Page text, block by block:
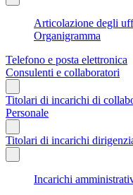
Articolazione degli
Organigramma
Telefono e posta elettronica
Consulenti e collaboratori
Titolari di incarichi di
Personale
Titolari di incarichi
Incarichi